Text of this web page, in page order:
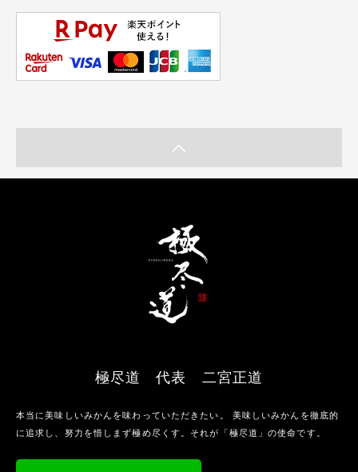
極尽道 代表 二宮正道
本当に美味しいみかんを味わっていただきたい。 美味しいみかんを徹底的
に追求し、努力を惜しまず極め尽くす。それが「極尽道」の使命です。